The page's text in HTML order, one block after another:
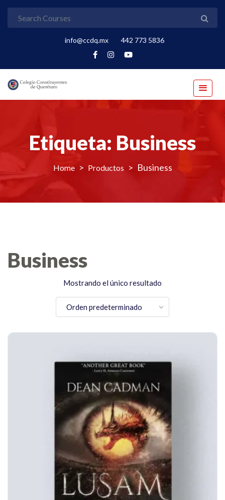
info@ccdq.mx 442 773 5836
Etiqueta: Business
> Productos > Business
Business
Mostrando el único resultado